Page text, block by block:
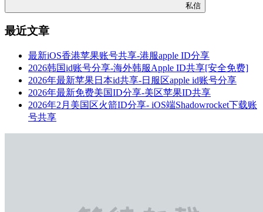
私信
最近文章
最新iOS香港苹果账号共享-港服apple ID分享
2026韩国id账号分享-海外韩服Apple ID共享[安全免费]
2026年最新苹果日本id共享-日服区apple id账号分享
2026年最新免费美国ID分享-美区苹果ID共享
2026年2月美国区火箭ID分享- iOS端Shadowrocket下载账
号共享